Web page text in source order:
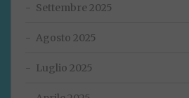
Settembre 2025
Agosto 2025
Luglio 2025